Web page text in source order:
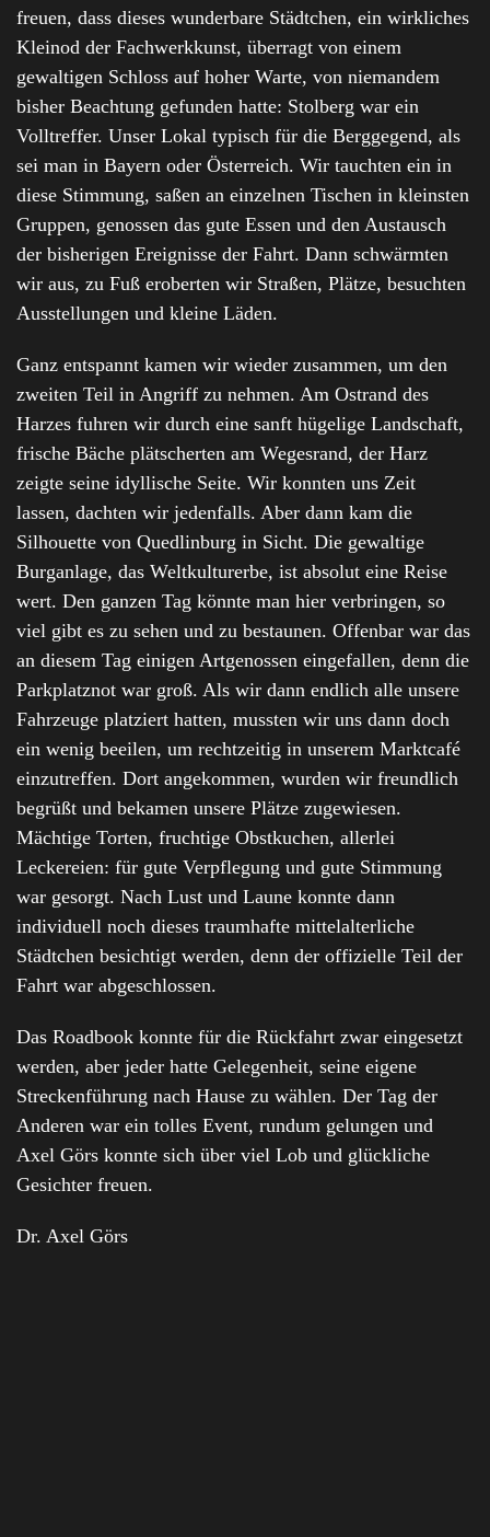
freuen, dass dieses wunderbare Städtchen, ein wirkliches
Kleinod der Fachwerkkunst, überragt von einem
gewaltigen Schloss auf hoher Warte, von niemandem
bisher Beachtung gefunden hatte: Stolberg war ein
Volltreffer. Unser Lokal typisch für die Berggegend, als
sei man in Bayern oder Österreich. Wir tauchten ein in
diese Stimmung, saßen an einzelnen Tischen in kleinsten
Gruppen, genossen das gute Essen und den Austausch
der bisherigen Ereignisse der Fahrt. Dann schwärmten
wir aus, zu Fuß eroberten wir Straßen, Plätze, besuchten
Ausstellungen und kleine Läden.
Ganz entspannt kamen wir wieder zusammen, um den
zweiten Teil in Angriff zu nehmen. Am Ostrand des
Harzes fuhren wir durch eine sanft hügelige Landschaft,
frische Bäche plätscherten am Wegesrand, der Harz
zeigte seine idyllische Seite. Wir konnten uns Zeit
lassen, dachten wir jedenfalls. Aber dann kam die
Silhouette von Quedlinburg in Sicht. Die gewaltige
Burganlage, das Weltkulturerbe, ist absolut eine Reise
wert. Den ganzen Tag könnte man hier verbringen, so
viel gibt es zu sehen und zu bestaunen. Offenbar war das
an diesem Tag einigen Artgenossen eingefallen, denn die
Parkplatznot war groß. Als wir dann endlich alle unsere
Fahrzeuge platziert hatten, mussten wir uns dann doch
ein wenig beeilen, um rechtzeitig in unserem Marktcafé
einzutreffen. Dort angekommen, wurden wir freundlich
begrüßt und bekamen unsere Plätze zugewiesen.
Mächtige Torten, fruchtige Obstkuchen, allerlei
Leckereien: für gute Verpflegung und gute Stimmung
war gesorgt. Nach Lust und Laune konnte dann
individuell noch dieses traumhafte mittelalterliche
Städtchen besichtigt werden, denn der offizielle Teil der
Fahrt war abgeschlossen.
Das Roadbook konnte für die Rückfahrt zwar eingesetzt
werden, aber jeder hatte Gelegenheit, seine eigene
Streckenführung nach Hause zu wählen. Der Tag der
Anderen war ein tolles Event, rundum gelungen und
Axel Görs konnte sich über viel Lob und glückliche
Gesichter freuen.
Dr. Axel Görs